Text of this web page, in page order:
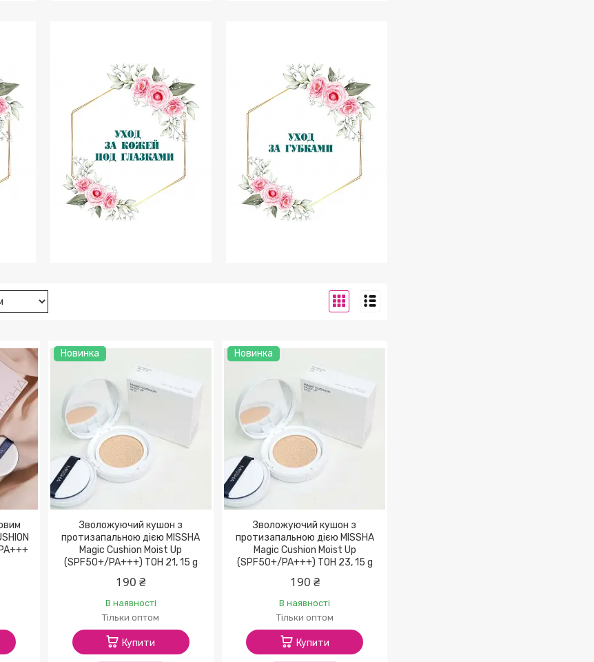
Новинка
Зволожуючий кушон з
протизапальною дією MISSHA
Magic Cushion Moist Up
(SPF50+/PA+++) ТОН 21, 15 g
190 ₴
В наявності
Тільки оптом
Купити
Новинка
Зволожуючий кушон з
протизапальною дією MISSHA
Magic Cushion Moist Up
(SPF50+/PA+++) ТОН 23, 15 g
190 ₴
В наявності
Тільки оптом
Купити